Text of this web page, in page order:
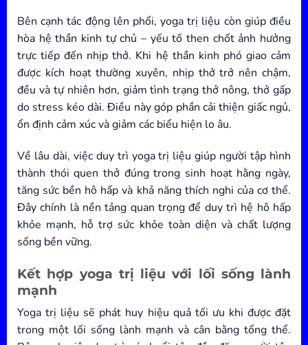
Bên cạnh tác động lên phổi, yoga trị liệu còn giúp điều
hòa hệ thần kinh tự chủ – yếu tố then chốt ảnh hưởng
trực tiếp đến nhịp thở. Khi hệ thần kinh phó giao cảm
được kích hoạt thường xuyên, nhịp thở trở nên chậm,
đều và tự nhiên hơn, giảm tình trạng thở nông, thở gấp
do stress kéo dài. Điều này góp phần cải thiện giấc ngủ,
ổn định cảm xúc và giảm các biểu hiện lo âu.
Về lâu dài, việc duy trì yoga trị liệu giúp người tập hình
thành thói quen thở đúng trong sinh hoạt hằng ngày,
tăng sức bền hô hấp và khả năng thích nghi của cơ thể.
Đây chính là nền tảng quan trọng để duy trì hệ hô hấp
khỏe mạnh, hỗ trợ sức khỏe toàn diện và chất lượng
sống bền vững.
Kết hợp yoga trị liệu với lối sống lành
mạnh
Yoga trị liệu sẽ phát huy hiệu quả tối ưu khi được đặt
trong một lối sống lành mạnh và cân bằng tổng thể.